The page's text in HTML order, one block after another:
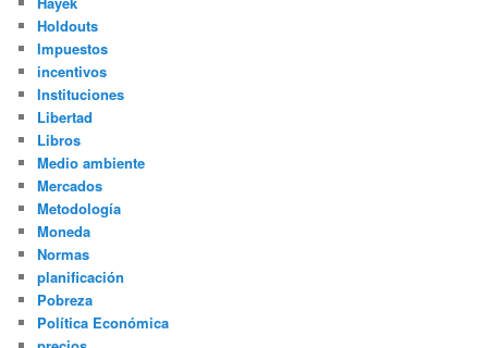
Holdouts
Impuestos
incentivos
Instituciones
Libertad
Libros
Medio ambiente
Mercados
Metodología
Moneda
Normas
planificación
Pobreza
Política Económica